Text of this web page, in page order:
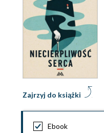
Zajrzyj do książki
Ebook